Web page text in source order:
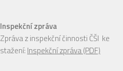
Inspekční zpráva
Zpráva z inspekční činnosti ČŠI ke
stažení: Inspekční zpráva (PDF)